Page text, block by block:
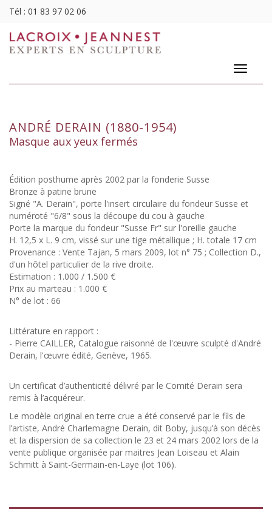
Tél : 01 83 97 02 06
Toggle
ANDRÉ DERAIN (1880-1954)
Masque aux yeux fermés
Édition posthume après 2002 par la fonderie Susse
Bronze à patine brune
Signé "A. Derain", porte l'insert circulaire du fondeur Susse et
numéroté "6/8" sous la découpe du cou à gauche
Porte la marque du fondeur "Susse Fr" sur l'oreille gauche
H. 12,5 x L. 9 cm, vissé sur une tige métallique ; H. totale 17 cm
Provenance : Vente Tajan, 5 mars 2009, lot n° 75 ; Collection D.,
d'un hôtel particulier de la rive droite.
Estimation : 1.000 / 1.500 €
Prix au marteau : 1.000 €
N° de lot : 66
Littérature en rapport :
- Pierre CAILLER, Catalogue raisonné de l'œuvre sculpté d'André
Derain, l'œuvre édité, Genève, 1965.
Un certificat d’authenticité délivré par le Comité Derain sera
remis à l’acquéreur.
Le modèle original en terre crue a été conservé par le fils de
l’artiste, André Charlemagne Derain, dit Boby, jusqu’à son décès
et la dispersion de sa collection le 23 et 24 mars 2002 lors de la
vente publique organisée par maitres Jean Loiseau et Alain
Schmitt à Saint-Germain-en-Laye (lot 106).